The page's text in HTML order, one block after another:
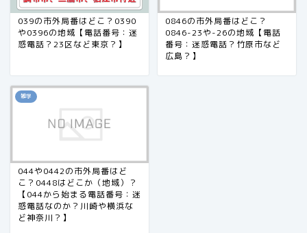
039の市外局番はどこ？0390
や0396の地域【電話番号：迷
惑電話？23区など東京？】
0846の市外局番はどこ？
0846-23や-26の地域【電話
番号：迷惑電話？竹原市など
広島？】
雑学
044や0442の市外局番はど
こ？0448はどこか（地域）？
【044から始まる電話番号：迷
惑電話なのか？川崎や横浜な
ど神奈川？】